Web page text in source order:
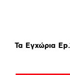
Τα Εγχώρια